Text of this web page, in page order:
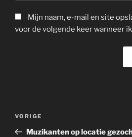
Mijn naam, e-mail en site
voor de volgende keer wanneer
Bericht
Vorig
bericht
VORIGE
Muzikanten op locatie